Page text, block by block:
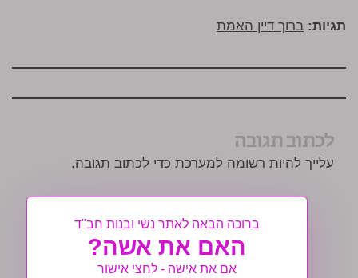
תגיות: ברוך דיין האמת
לכתוב תגובה
עלייך להיות רשומה למערכת כדי לכתוב תגובה.
שלום לך
ברוכה הבאה לאתר נשי ובנות חב"ד
האם את אשה?
אם את אישה - לחצי אישור